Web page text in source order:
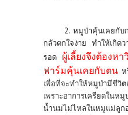
2. หมูป่าคุ้นเคยกั
กลัวตกใจง่าย ทำให้เกิด
รอด ผู้เลี้ยงจึงต้องห
ฟาร์มคุ้นเคยกับตน ห
เพื่อที่จะทำให้หมูป่ามีชีวิ
เพราะอาการเครียดในห
น้ำนมไม่ไหลในหมูแม่ลู